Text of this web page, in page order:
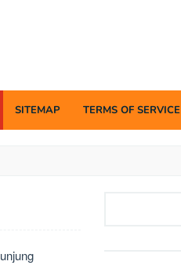
SITEMAP TERMS OF SERVICE